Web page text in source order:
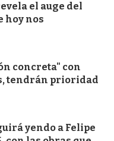
el auge del
hoy nos
concreta" con
tendrán prioridad
yendo a Felipe